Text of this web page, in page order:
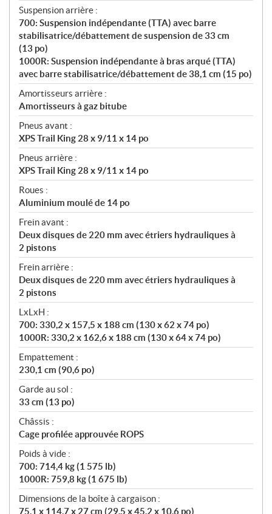
Suspension arrière :
700: Suspension indépendante (TTA) avec barre
stabilisatrice/débattement de suspension de 33 cm
(13 po)
1000R: Suspension indépendante à bras arqué (TTA)
avec barre stabilisatrice/débattement de 38,1 cm (15 po)
Amortisseurs arrière :
Amortisseurs à gaz bitube
Pneus avant :
XPS Trail King 28 x 9/11 x 14 po
Pneus arrière :
XPS Trail King 28 x 9/11 x 14 po
Roues :
Aluminium moulé de 14 po
Frein avant :
Deux disques de 220 mm avec étriers hydrauliques à
2 pistons
Frein arrière :
Deux disques de 220 mm avec étriers hydrauliques à
2 pistons
LxLxH :
700: 330,2 x 157,5 x 188 cm (130 x 62 x 74 po)
1000R: 330,2 x 162,6 x 188 cm (130 x 64 x 74 po)
Empattement :
230,1 cm (90,6 po)
Garde au sol :
33 cm (13 po)
Châssis :
Cage profilée approuvée ROPS
Poids à vide :
700: 714,4 kg (1 575 lb)
1000R: 759,8 kg (1 675 lb)
Dimensions de la boîte à cargaison :
75,1 x 114,7 x 27 cm (29,5 x 45,2 x 10,6 po)